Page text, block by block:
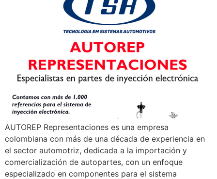
AUTOREP Representaciones es una empresa
colombiana con más de una década de experiencia en
el sector automotriz, dedicada a la importación y
comercialización de autopartes, con un enfoque
especializado en componentes para el sistema